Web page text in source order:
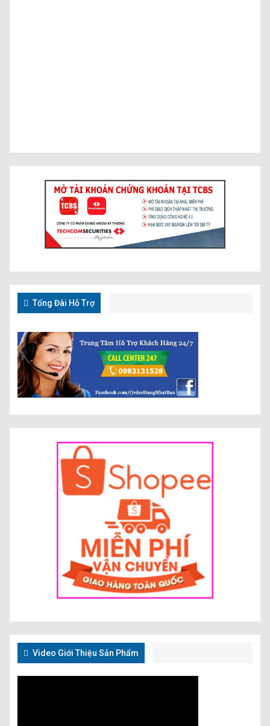
Tổng Đài Hỗ Trợ
Video Giới Thiệu Sản Phẩm